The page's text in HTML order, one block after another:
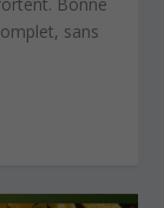
sans